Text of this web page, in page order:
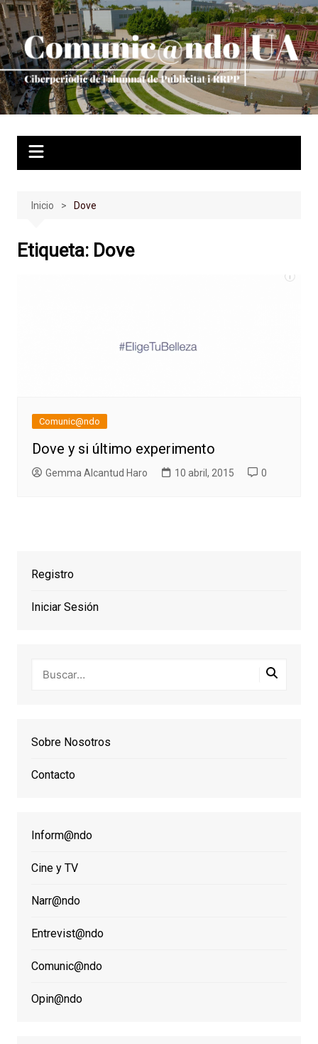
Saltar
al
contenido
Inicio Dove
Etiqueta: Dove
Comunic@ndo
Dove y si último experimento
Gemma Alcantud Haro 10 abril, 2015 0
Registro
Iniciar Sesión
Sobre Nosotros
Contacto
Inform@ndo
Cine y TV
Narr@ndo
Entrevist@ndo
Comunic@ndo
Opin@ndo